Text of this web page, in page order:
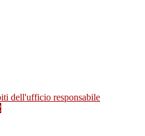
dell'ufficio responsabile